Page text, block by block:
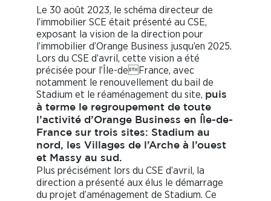
Le 30 août 2023, le schéma directeur de
l’immobilier SCE était présenté au CSE,
exposant la vision de la direction pour
l’immobilier d’Orange Business jusqu’en 2025.
Lors du CSE d’avril, cette vision a été
précisée pour l’Île-deFrance, avec
notamment le renouvellement du bail de
Stadium et le réaménagement du site, puis
à terme le regroupement de toute
l’activité d’Orange Business en Île-de-
France sur trois sites: Stadium au
nord, les Villages de l’Arche à l’ouest
et Massy au sud.
Plus précisément lors du CSE d’avril, la
direction a présenté aux élus le démarrage
du projet d’aménagement de Stadium. Ce